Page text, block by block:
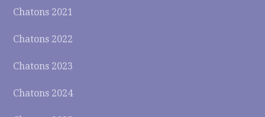
Chatons 2021
Chatons 2022
Chatons 2023
Chatons 2024